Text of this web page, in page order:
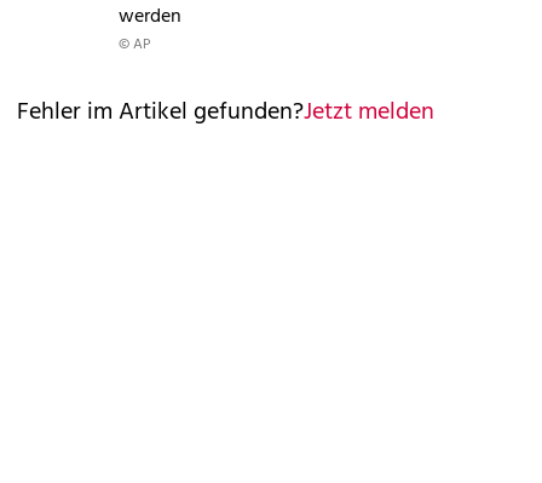
werden
© AP
Fehler im Artikel gefunden?Jetzt melden